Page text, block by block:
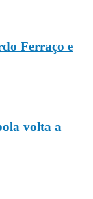
Ferraço e
volta a